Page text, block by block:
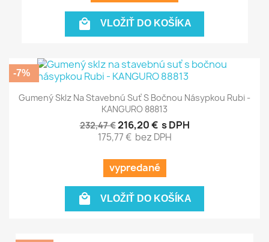
 VLOŽIŤ DO KOŠÍKA
Gumený Sklz Na Stavebnú Suť S Bočnou Násypkou Rubi -
KANGURO 88813
232,47 €216,20 € s DPH
175,77 € bez DPH
vypredané
 VLOŽIŤ DO KOŠÍKA
-7%